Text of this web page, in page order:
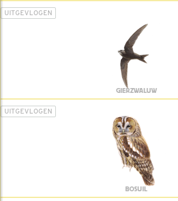
UITGEVLOGEN
GIERZWALUW
UITGEVLOGEN
BOSUIL